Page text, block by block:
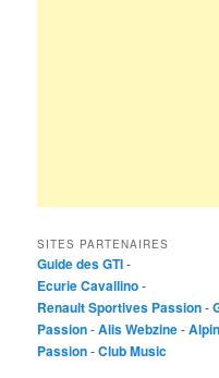
SITES PARTENAIRES
Guide des GTI-
Ecurie Cavallino-
Renault Sportives Passion-
Passion-Alis Webzine-
Passion-Club Music